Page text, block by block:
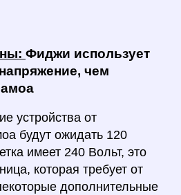
Фиджи использует
чем
устройства от
будут ожидать 120
имеет 240 Вольт, это
которая требует от
дополнительные